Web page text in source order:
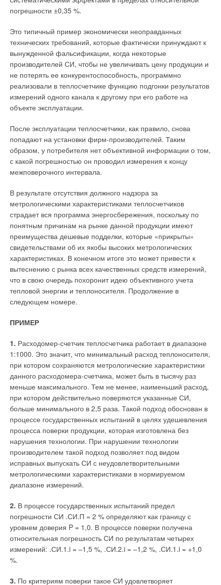
погрешности ±0,35 %.
Это типичный пример экономически неоправданных
технических требований, которые фактически принуждают к
вынужденной фальсификации, когда некоторые
производителей СИ, чтобы не увеличивать цену продукции и
не потерять ее конкурентоспособность, программно
реализовали в теплосчетчике функцию подгонки результатов
измерений одного канала к другому при его работе на
объекте эксплуатации.
После эксплуатации теплосчетчики, как правило, снова
попадают на установки фирм-производителей. Таким
образом, у потребителя нет объективной информации о том,
с какой погрешностью он проводил измерения к концу
межповерочного интервала.
В результате отсутствия должного надзора за
метрологическими характеристиками теплосчетчиков
страдает вся программа энергосбережения, поскольку по
понятным причинам на рынке данной продукции имеют
преимущества дешевые подделки, которые «прикрыты»
свидетельствами об их якобы высоких метрологических
характеристиках. В конечном итоге это может привести к
вытеснению с рынка всех качественных средств измерений,
что в свою очередь похоронит идею объективного учета
тепловой энергии и теплоносителя. Продолжение в
следующем номере.
ПРИМЕР
1. Расходомер-счетчик теплосчетчика работает в диапазоне
1:1000. Это значит, что минимальный расход теплоносителя,
при котором сохраняются метрологические характеристики
данного расходомера-счетчика, может быть в тысячу раз
меньше максимального. Тем не менее, наименьший расход,
при котором действительно поверяются указанные СИ,
больше минимального в 2,5 раза. Такой подход обоснован в
процессе государственных испытаний в целях удешевления
процесса поверки продукции, которая изготовлена без
нарушения технологии. При нарушении технологии
производителем такой подход позволяет под видом
исправных выпускать СИ с неудовлетворительными
метрологическими характеристиками в нормируемом
диапазоне измерений.
2. В процессе государственных испытаний предел
погрешности СИ .СИ.П = 2 % определяют как границу с
уровнем доверия P = 1,0. В процессе поверки получена
относительная погрешность СИ по результатам четырех
измерений: .СИ.1.i = –1,5 %, .СИ.2.i = –1,2 %, .СИ.1.i = +1,0
%.
3. По критериям поверки такое СИ удовлетворяет